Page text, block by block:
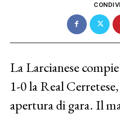
La Larcianese
1-0 la Real
apertura di gara. Il